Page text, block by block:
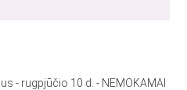
- rugpjūčio 10 d. - NEMOKAMAI